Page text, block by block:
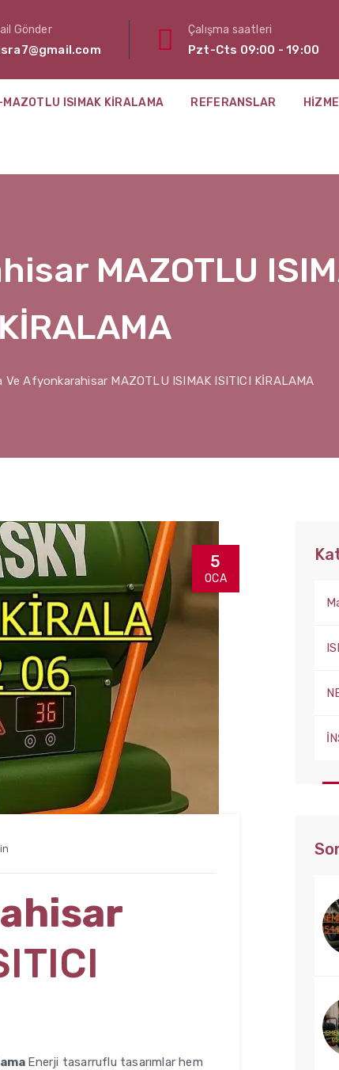
Gönder Çalışma saatleri
Pzt-Cts 09:00 - 19:00
ISIMAK KIRALAMA REFERANSLAR
MAZOTLU
KİRALAMA
Ve Afyonkarahisar MAZOTLU ISIMAK ISITICI KİRALAMA
5
OCA
Enerji tasarruflu tasarımlar hem